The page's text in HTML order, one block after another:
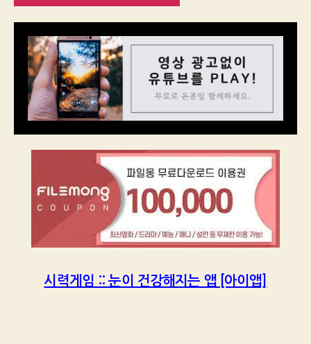
시력게임 :: 눈이 건강해지는 앱 [아이앱]